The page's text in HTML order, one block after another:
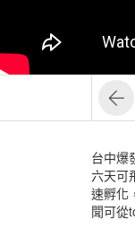
台中爆
六天可
速孵化
聞可從